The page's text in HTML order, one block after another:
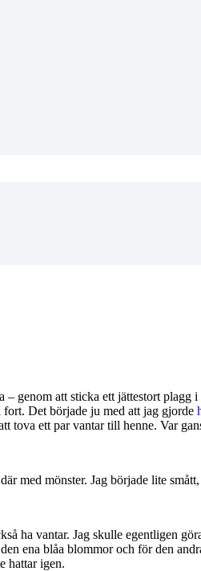
att sticka ett jättestort plagg
Det började ju med att jag gjorde
tova ett par vantar till henne. Var
med mönster. Jag började lite
ha vantar. Jag skulle egentligen
ena blåa blommor och för den
hattar igen.